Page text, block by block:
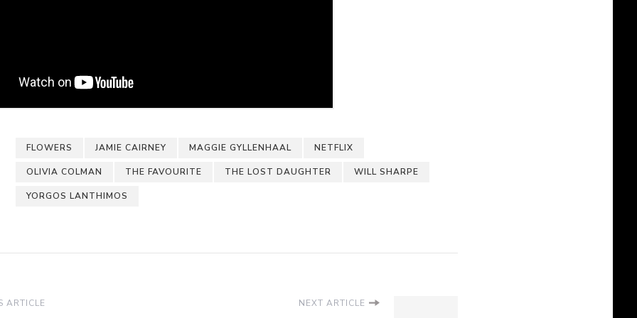
FLOWERS JAMIE CAIRNEY MAGGIE GYLLENHAAL NETFLIX
OLIVIA COLMAN THE FAVOURITE THE LOST DAUGHTER WILL SHARPE
YORGOS LANTHIMOS
ARTICLE NEXT ARTICLE